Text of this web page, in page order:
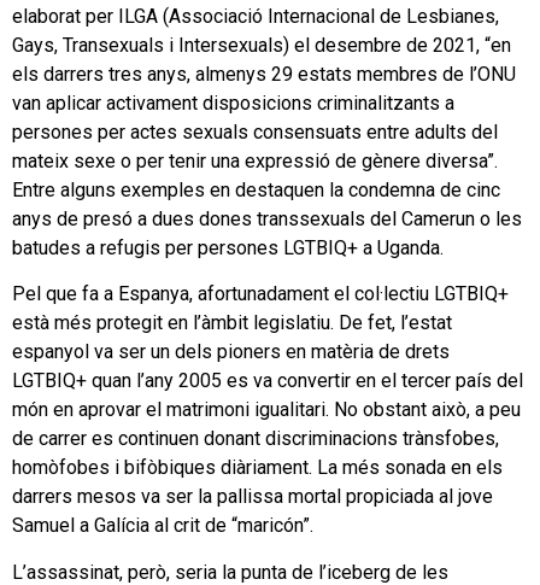
elaborat per ILGA (Associació Internacional de Lesbianes,
Gays, Transexuals i Intersexuals) el desembre de 2021, “en
els darrers tres anys, almenys 29 estats membres de l’ONU
van aplicar activament disposicions criminalitzants a
persones per actes sexuals consensuats entre adults del
mateix sexe o per tenir una expressió de gènere diversa”.
Entre alguns exemples en destaquen la condemna de cinc
anys de presó a dues dones transsexuals del Camerun o les
batudes a refugis per persones LGTBIQ+ a Uganda.
Pel que fa a Espanya, afortunadament el col·lectiu LGTBIQ+
està més protegit en l’àmbit legislatiu. De fet, l’estat
espanyol va ser un dels pioners en matèria de drets
LGTBIQ+ quan l’any 2005 es va convertir en el tercer país del
món en aprovar el matrimoni igualitari. No obstant això, a peu
de carrer es continuen donant discriminacions trànsfobes,
homòfobes i bifòbiques diàriament. La més sonada en els
darrers mesos va ser la pallissa mortal propiciada al jove
Samuel a Galícia al crit de “maricón”.
L’assassinat, però, seria la punta de l’iceberg de les